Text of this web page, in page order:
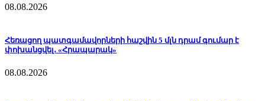
08.08.2026
Հեռացող պատգամավորների հաշվին 5 մլն դրամ գումար է
փոխանցվել․ «Հրապարակ»
08.08.2026